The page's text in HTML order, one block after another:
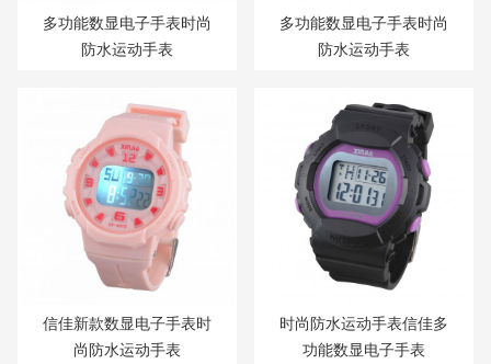
多功能数显电子手表时尚
防水运动手表
多功能数显电子手表时尚
防水运动手表
信佳新款数显电子手表时
尚防水运动手表
时尚防水运动手表信佳多
功能数显电子手表